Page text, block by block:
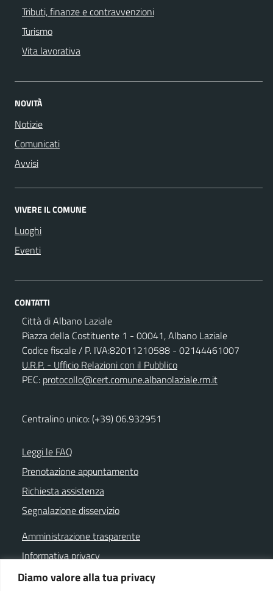
Diamo valore alla tua privacy
Tributi, finanze e contravvenzioni
Turismo
Vita lavorativa
NOVITÀ
Notizie
Comunicati
Avvisi
VIVERE IL COMUNE
Luoghi
Eventi
CONTATTI
Città di Albano Laziale
Piazza della Costituente 1 - 00041, Albano Laziale
Codice fiscale / P. IVA:82011210588 - 02144461007
U.R.P. - Ufficio Relazioni con il Pubblico
PEC: protocollo@cert.comune.albanolaziale.rm.it
Centralino unico: (+39) 06.932951
Leggi le FAQ
Prenotazione appuntamento
Richiesta assistenza
Segnalazione disservizio
Amministrazione trasparente
Informativa privacy
Note legali